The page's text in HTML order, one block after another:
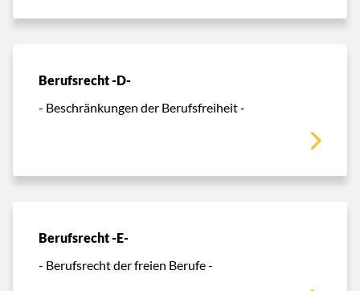
Berufsrecht -D-
- Beschränkungen der Berufsfreiheit -
Berufsrecht -E-
- Berufsrecht der freien Berufe -